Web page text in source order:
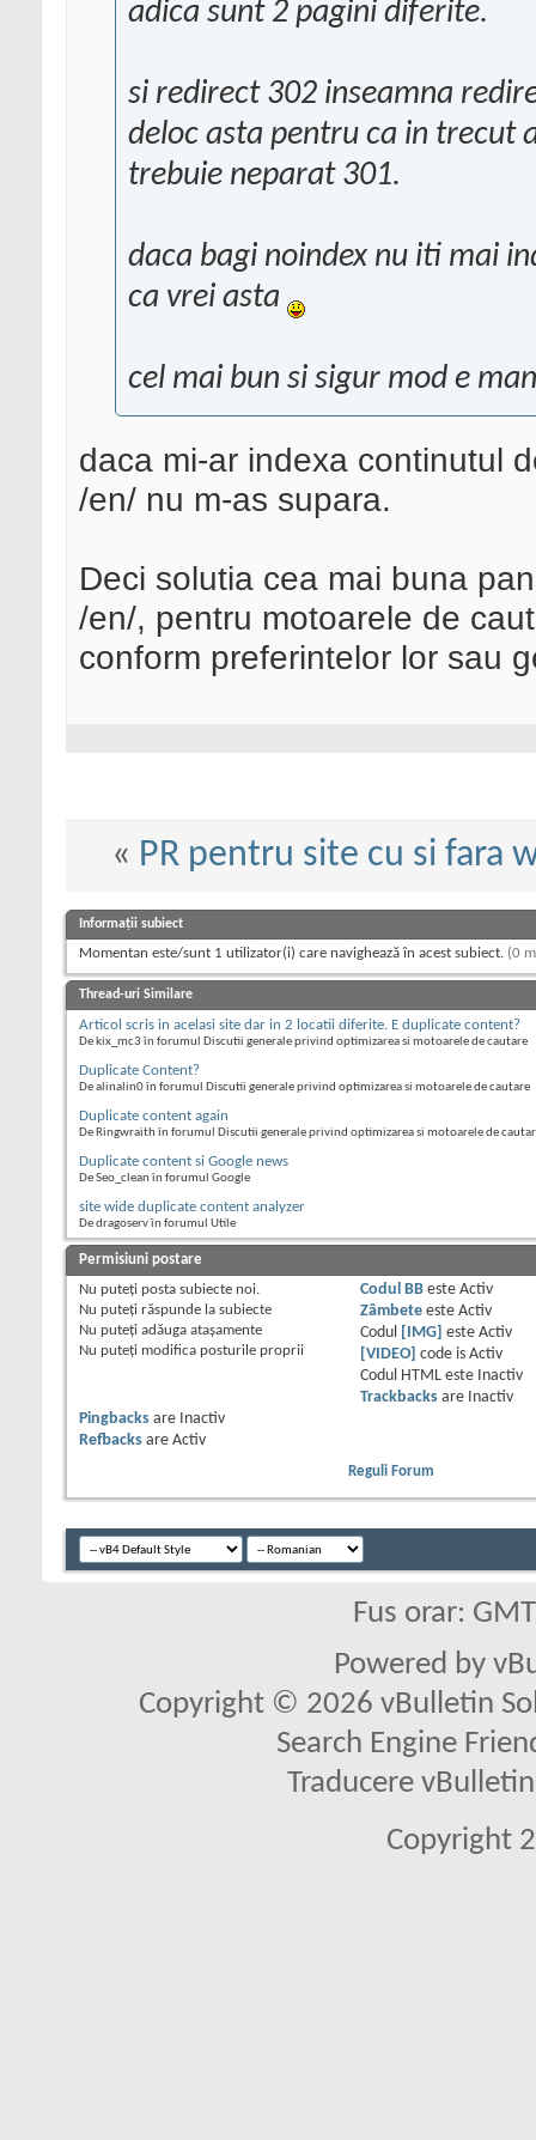
adica sunt 2 pagini diferite.
si redirect 302 inseamna
deloc asta pentru ca in trecut
trebuie neparat 301.
daca bagi noindex nu iti mai
ca vrei asta
cel mai bun si sigur mod e
daca mi-ar indexa continutul
/en/ nu m-as supara.
Deci solutia cea mai buna
/en/, pentru motoarele de
conform preferintelor lor sau
« PR pentru site cu si fara
Informații subiect
Momentan este/sunt 1 utilizator(i) care navighează în acest subiect. (0
Thread-uri Similare
Articol scris in acelasi site dar in 2 locatii diferite. E duplicate content?
De kix_mc3 în forumul Discutii generale privind optimizarea si motoarele de cautare
Duplicate Content?
De alinalin0 în forumul Discutii generale privind optimizarea si motoarele de cautare
Duplicate content again
De Ringwraith în forumul Discutii generale privind optimizarea si motoarele de
Duplicate content si Google news
De Seo_clean în forumul Google
site wide duplicate content analyzer
De dragoserv în forumul Utile
Permisiuni postare
Nu puteţi posta subiecte noi.
Nu puteţi răspunde la subiecte
Nu puteţi adăuga ataşamente
Nu puteţi modifica posturile proprii
Codul BBeste Activ
Zâmbeteeste Activ
Codul
[IMG] este Activ
[VIDEO]
code is Activ
Codul HTML este
Inactiv
Trackbacksare
Inactiv
Pingbacks are
Inactiv
Refbacks are Activ
Reguli Forum
Fus orar:
Powered by
Copyright © 2026 vBulletin
Search Engine
Traducere
Copyright